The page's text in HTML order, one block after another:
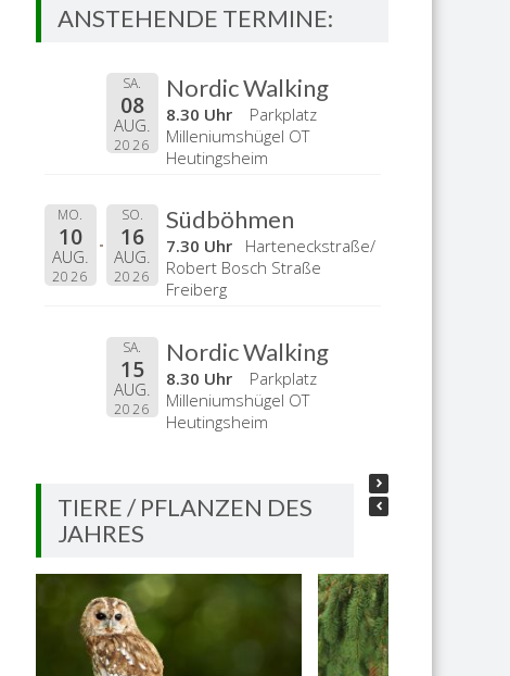
ANSTEHENDE TERMINE:
SA.
08
AUG.
2026
Nordic Walking
8.30 Uhr
Parkplatz
Milleniumshügel OT
Heutingsheim
MO.
10
AUG.
2026
SO.
16
AUG.
2026
Südböhmen
7.30 Uhr
Harteneckstraße/
Robert Bosch Straße
Freiberg
SA.
15
AUG.
2026
Nordic Walking
8.30 Uhr
Parkplatz
Milleniumshügel OT
Heutingsheim
TIERE / PFLANZEN DES
JAHRES